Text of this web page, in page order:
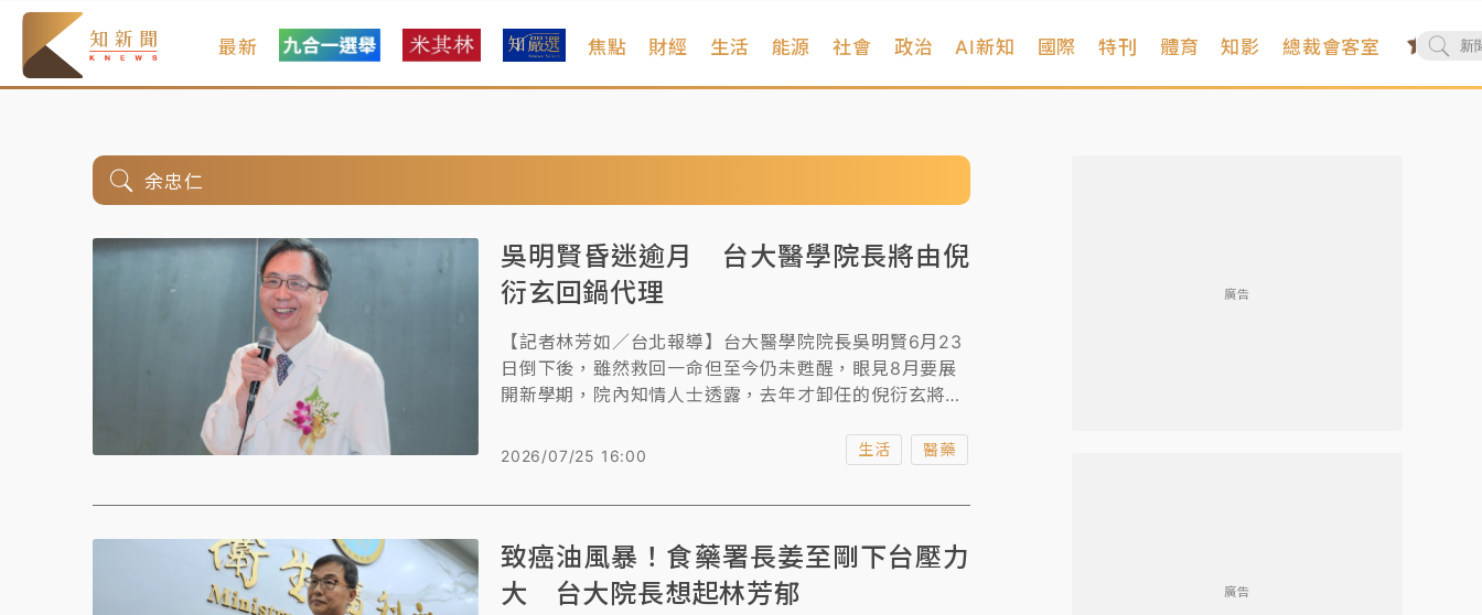
最新 焦點 財經 生活 能源 社會 政治 AI新知 國際 特刊 體育 知影 總裁會客室
余忠仁
吳明賢昏迷逾月 台大醫學院長將由倪
衍玄回鍋代理
【記者林芳如／台北報導】台大醫學院院長吳明賢6月23
日倒下後，雖然救回一命但至今仍未甦醒，眼見8月要展
開新學期，院內知情人士透露，去年才卸任的倪衍玄將回
起代理，過幾天就會正式對外公告。
2026/07/25 16:00 生活 醫藥
致癌油風暴！食藥署長姜至剛下台壓力
大 台大院長想起林芳郁
廣告
廣告